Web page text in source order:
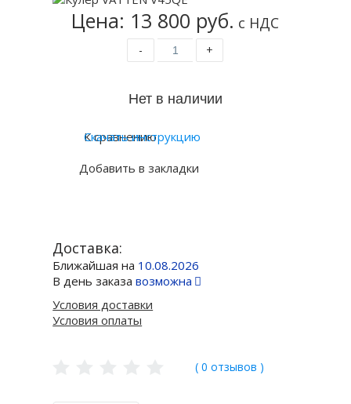
Цена: 13 800 руб. с НДС
- +
К сравнению
Добавить в закладки
Скачать инструкцию
Доставка:
Ближайшая на 10.08.2026
В день заказавозможна
Условия доставки
Условия оплаты
( 0 отзывов )